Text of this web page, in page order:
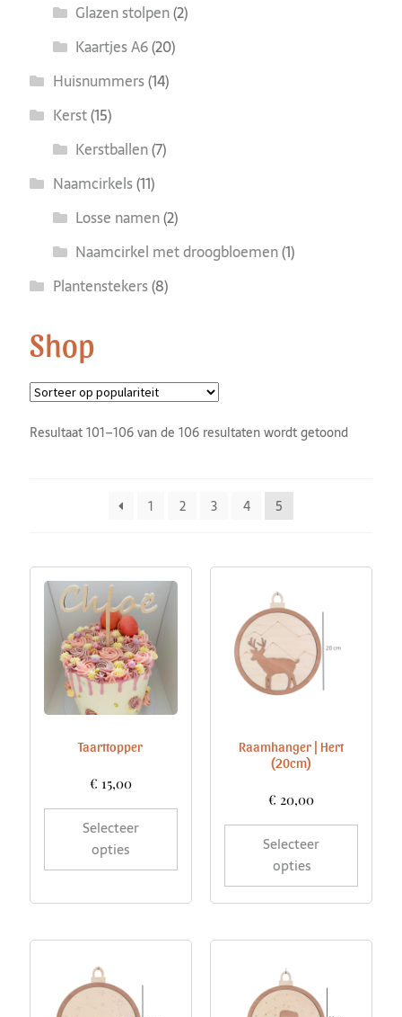
Glazen stolpen(2)
Kaartjes A6(20)
Huisnummers(14)
Kerst(15)
Kerstballen(7)
Naamcirkels(11)
Losse namen(2)
Naamcirkel met droogbloemen(1)
Plantenstekers(8)
Shop
Resultaat 101–106 van de 106 resultaten wordt getoond
1 2 3 4 5
Taarttopper
€ 15,00
Selecteer
opties
Raamhanger | Hert
(20cm)
€ 20,00
Selecteer
opties